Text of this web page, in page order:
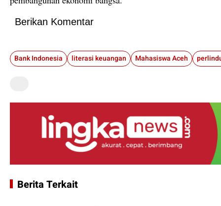
Berikan Komentar
Bank Indonesia literasi keuangan Mahasiswa Aceh
Berita Terkait